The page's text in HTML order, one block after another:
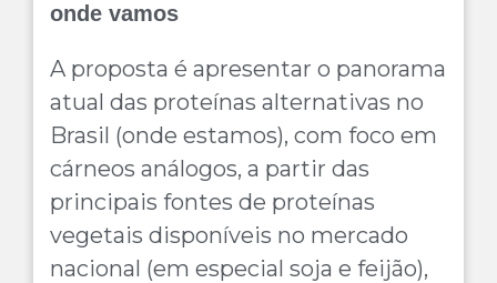
onde vamos
A proposta é apresentar o panorama
atual das proteínas alternativas no
Brasil (onde estamos), com foco em
cárneos análogos, a partir das
principais fontes de proteínas
vegetais disponíveis no mercado
nacional (em especial soja e feijão),